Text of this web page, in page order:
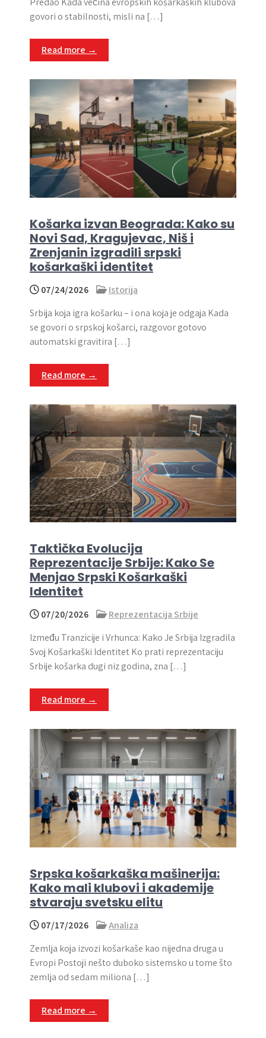
govori o stabilnosti, misli na […]
Read more →
Košarka izvan Beograda: Kako su
Novi Sad, Kragujevac, Niš i
Zrenjanin izgradili srpski
košarkaški identitet
07/24/2026
Istorija
Srbija koja igra košarku – i ona koja je odgaja Kada
se govori o srpskoj košarci, razgovor gotovo
automatski gravitira […]
Read more →
Taktička Evolucija
Reprezentacije Srbije: Kako Se
Menjao Srpski Košarkaški
Identitet
07/20/2026
Reprezentacija Srbije
Između Tranzicije i Vrhunca: Kako Je Srbija Izgradila
Svoj Košarkaški Identitet Ko prati reprezentaciju
Srbije košarka dugi niz godina, zna […]
Read more →
Srpska košarkaška mašinerija:
Kako mali klubovi i akademije
stvaraju svetsku elitu
07/17/2026
Analiza
Zemlja koja izvozi košarkaše kao nijedna druga u
Evropi Postoji nešto duboko sistemsko u tome što
zemlja od sedam miliona […]
Read more →